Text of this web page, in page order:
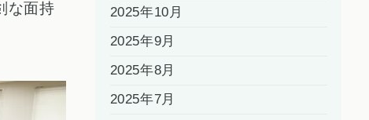
な面持
2025年10月
2025年9月
2025年8月
2025年7月